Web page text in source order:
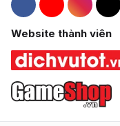
HacomHacom
Website thành viên